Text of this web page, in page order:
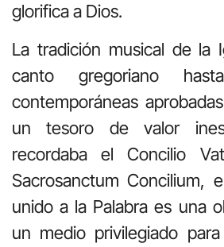
glorifica a Dios.
La tradición musical de la
canto gregoriano
contemporáneas
un tesoro de valor
recordaba el Concilio
Sacrosanctum Concilium,
unido a la Palabra es una
un medio privilegiado